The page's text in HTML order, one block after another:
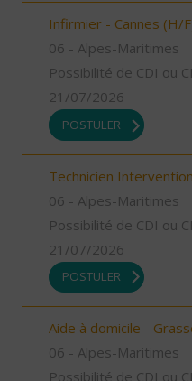
Infirmier - Cannes (H/
06 - Alpes-Maritimes
Possibilité de CDI ou
21/07/2026
POSTULER
Technicien
06 - Alpes-Maritimes
Possibilité de CDI ou
21/07/2026
POSTULER
Aide à domicile -
06 - Alpes-Maritimes
Possibilité de CDI ou